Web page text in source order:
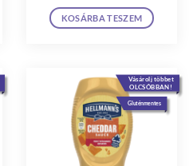
KOSÁRBA TESZEM
Vásárolj többet
OLCSÓBBAN!
Gluténmentes